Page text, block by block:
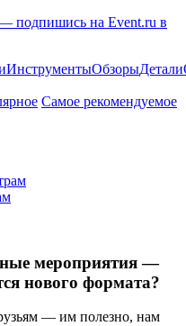
подпишись на Event.ru в
ИнструментыОбзорыДетали
Самое рекомендуемое
мероприятия —
нового формата?
— им полезно, нам